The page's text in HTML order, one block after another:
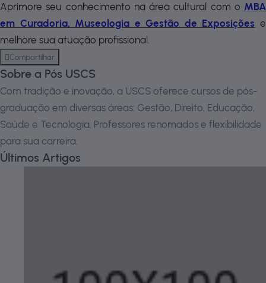
Aprimore seu conhecimento na área cultural com o MBA
em Curadoria, Museologia e Gestão de Exposições e
melhore sua atuação profissional.
Compartilhar
Sobre a Pós USCS
Com tradição e inovação, a USCS oferece cursos de pós-
graduação em diversas áreas: Gestão, Direito, Educação,
Saúde e Tecnologia. Professores renomados e flexibilidade
para sua carreira.
Últimos Artigos